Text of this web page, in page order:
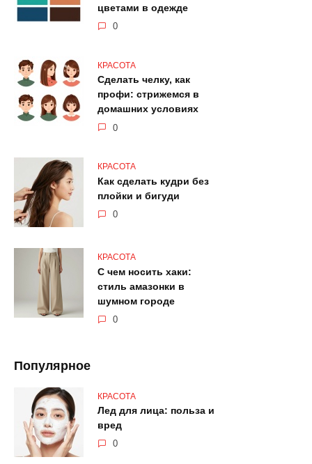
цветами в одежде
0
КРАСОТА
Сделать челку, как
профи: стрижемся в
домашних условиях
0
КРАСОТА
Как сделать кудри без
плойки и бигуди
0
КРАСОТА
С чем носить хаки:
стиль амазонки в
шумном городе
0
Популярное
КРАСОТА
Лед для лица: польза и
вред
0